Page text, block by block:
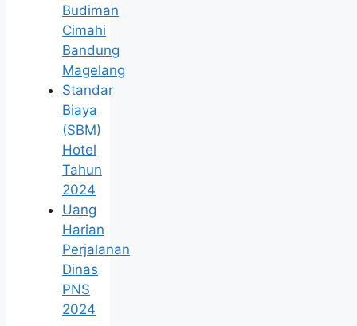
Budiman
Cimahi
Bandung
Magelang
Standar
Biaya
(SBM)
Hotel
Tahun
2024
Uang
Harian
Perjalanan
Dinas
PNS
2024